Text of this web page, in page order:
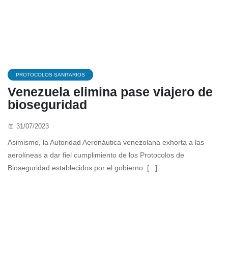
PROTOCOLOS SANITARIOS
Venezuela elimina pase viajero de
bioseguridad
31/07/2023
Asimismo, la Autoridad Aeronáutica venezolana exhorta a las
aerolíneas a dar fiel cumplimiento de los Protocolos de
Bioseguridad establecidos por el gobierno. [...]